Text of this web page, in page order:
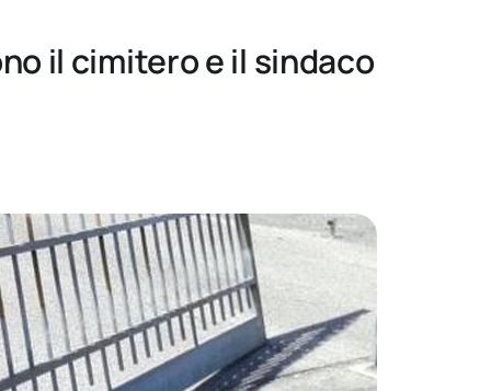
il cimitero e il sindaco